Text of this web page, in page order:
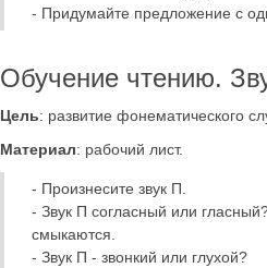
- Придумайте предложение с
Обучение чтению.
Цель: развитие фонематического
Материал: рабочий лист.
- Произнесите звук П.
- Звук П согласный или
смыкаются.
- Звук П - звонкий или глухой?